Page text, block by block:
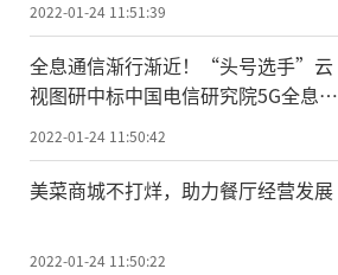
2022-01-24 11:51:39
全息通信渐行渐近！“头号选手”云
视图研中标中国电信研究院5G全息通
信项目
2022-01-24 11:50:42
美菜商城不打烊，助力餐厅经营发展
2022-01-24 11:50:22